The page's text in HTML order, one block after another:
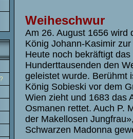
Weiheschwur
Am 26. August 1656 wird
König Johann-Kasimir
Heute noch bekräftigt
Hunderttausenden den
geleistet wurde. Berühmt
König Sobieski vor dem
Wien zieht und 1683 das
Osmanen rettet. Auch P.
der Makellosen
Schwarzen Madonna